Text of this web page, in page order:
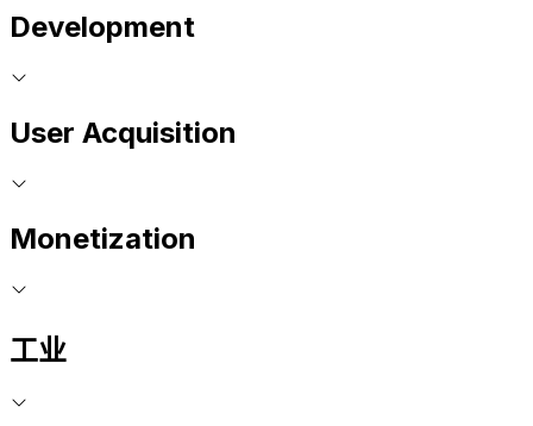
Development
User Acquisition
Monetization
工业